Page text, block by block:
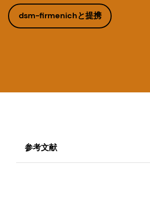
dsm-firmenichと提携
参考文献